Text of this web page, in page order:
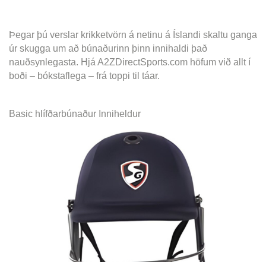
Þegar þú verslar krikketvörn á netinu á Íslandi skaltu ganga
úr skugga um að búnaðurinn þinn innihaldi það
nauðsynlegasta. Hjá A2ZDirectSports.com höfum við allt í
boði – bókstaflega – frá toppi til táar.
Basic hlífðarbúnaður Inniheldur